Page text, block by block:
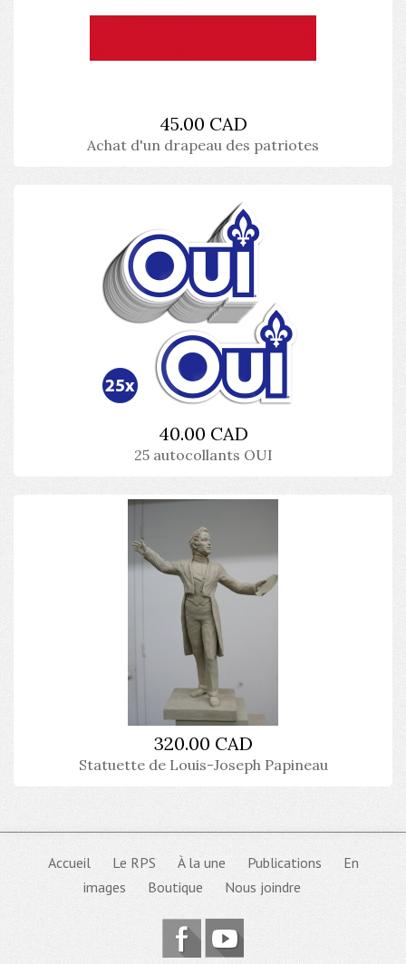
45.00 CAD
Achat d'un drapeau des patriotes
40.00 CAD
25 autocollants OUI
320.00 CAD
Statuette de Louis-Joseph Papineau
Accueil Le RPS À la une Publications
En
images
Boutique Nous joindre